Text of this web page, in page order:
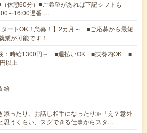
休憩60分）■ご希望があれば下記シフトも
～16:00遅番 …
タートOK！急募！】2カ月～ ■ご応募から最短
業が可能です！
：時給1300円～ ■週払いOK ■扶養内OK ■
以上
給
添ったり、お話し相手になったり≫「え？意外
思うくらい、スグできる仕事からスタ…